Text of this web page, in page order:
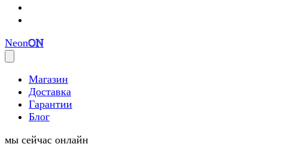
NeonON
Магазин
Доставка
Гарантии
Блог
мы сейчас онлайн